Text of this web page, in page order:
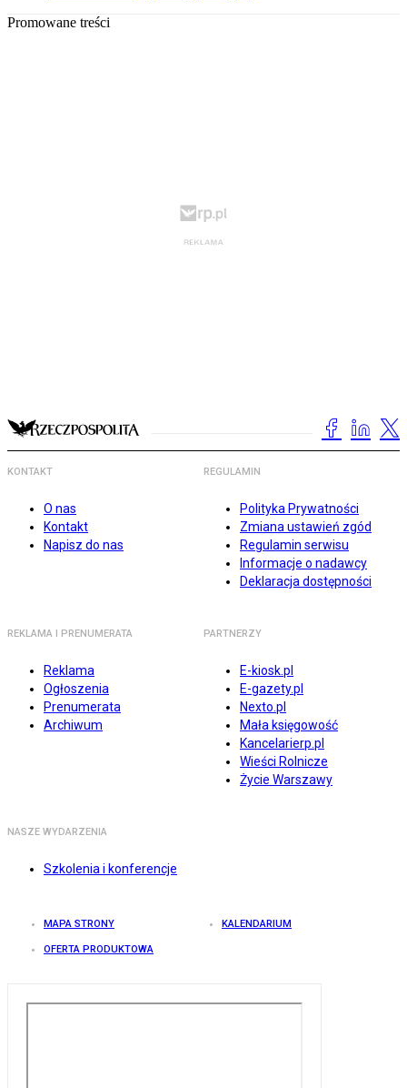
Promowane treści
KONTAKT
O nas
Kontakt
Napisz do nas
REGULAMIN
Polityka Prywatności
Zmiana ustawień zgód
Regulamin serwisu
Informacje o nadawcy
Deklaracja dostępności
REKLAMA I PRENUMERATA
Reklama
Ogłoszenia
Prenumerata
Archiwum
PARTNERZY
E-kiosk.pl
E-gazety.pl
Nexto.pl
Mała księgowość
Kancelarierp.pl
Wieści Rolnicze
Życie Warszawy
NASZE WYDARZENIA
Szkolenia i konferencje
MAPA STRONY KALENDARIUM
OFERTA PRODUKTOWA